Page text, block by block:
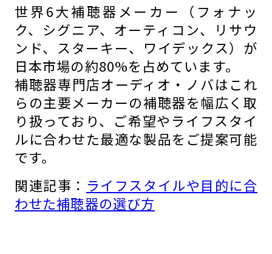
世界6大補聴器メーカー（フォナッ
ク、シグニア、オーティコン、リサウ
ンド、スターキー、ワイデックス）が
日本市場の約80%を占めています。
補聴器専門店オーディオ・ノバはこれ
らの主要メーカーの補聴器を幅広く取
り扱っており、ご希望やライフスタイ
ルに合わせた最適な製品をご提案可能
です。
関連記事： ライフスタイルや目的に合
わせた補聴器の選び方